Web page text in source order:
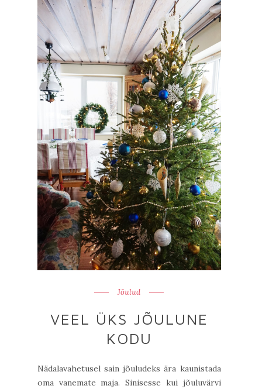
Jõulud
VEEL ÜKS JÕULUNE
KODU
Nädalavahetusel sain jõuludeks ära kaunistada
oma vanemate maja. Sinisesse kui jõuluvärvi